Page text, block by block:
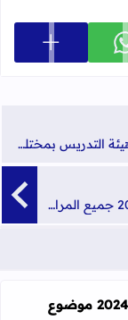
شارك على whatsapp عرض
تاريخ توقيع محاضر الخروج بالنسبة لأطر هيئة التدريس بمختلف الأسلاك التعليمية
نتائج الإنتقاء الأولي لولوج سلك الإدارة التربوية 2016 جميع المراكز - متجدد
نتائج الترقية بالاختيار 2024 موضوع